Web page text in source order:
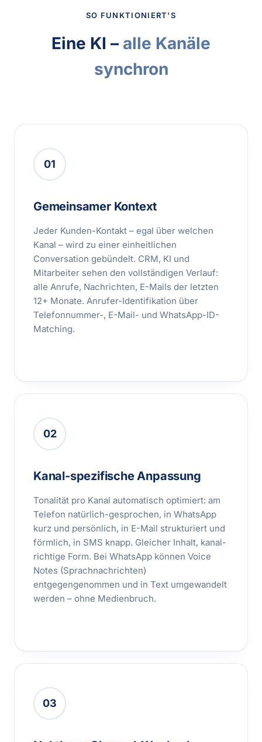
SO FUNKTIONIERT'S
Eine KI – alle Kanäle
synchron
01
Gemeinsamer Kontext
Jeder Kunden-Kontakt – egal über welchen
Kanal – wird zu einer einheitlichen
Conversation gebündelt. CRM, KI und
Mitarbeiter sehen den vollständigen Verlauf:
alle Anrufe, Nachrichten, E-Mails der letzten
12+ Monate. Anrufer-Identifikation über
Telefonnummer-, E-Mail- und WhatsApp-ID-
Matching.
02
Kanal-spezifische Anpassung
Tonalität pro Kanal automatisch optimiert: am
Telefon natürlich-gesprochen, in WhatsApp
kurz und persönlich, in E-Mail strukturiert und
förmlich, in SMS knapp. Gleicher Inhalt, kanal-
richtige Form. Bei WhatsApp können Voice
Notes (Sprachnachrichten)
entgegengenommen und in Text umgewandelt
werden – ohne Medienbruch.
03